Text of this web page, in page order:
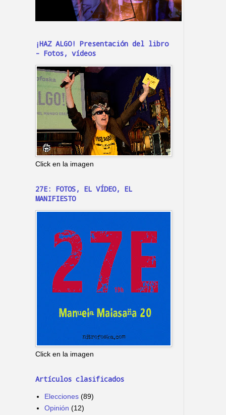
¡HAZ ALGO! Presentación del libro
- Fotos, vídeos
Click en la imagen
27E: FOTOS, EL VÍDEO, EL
MANIFIESTO
Click en la imagen
Artículos clasificados
Elecciones (89)
Opinión (12)